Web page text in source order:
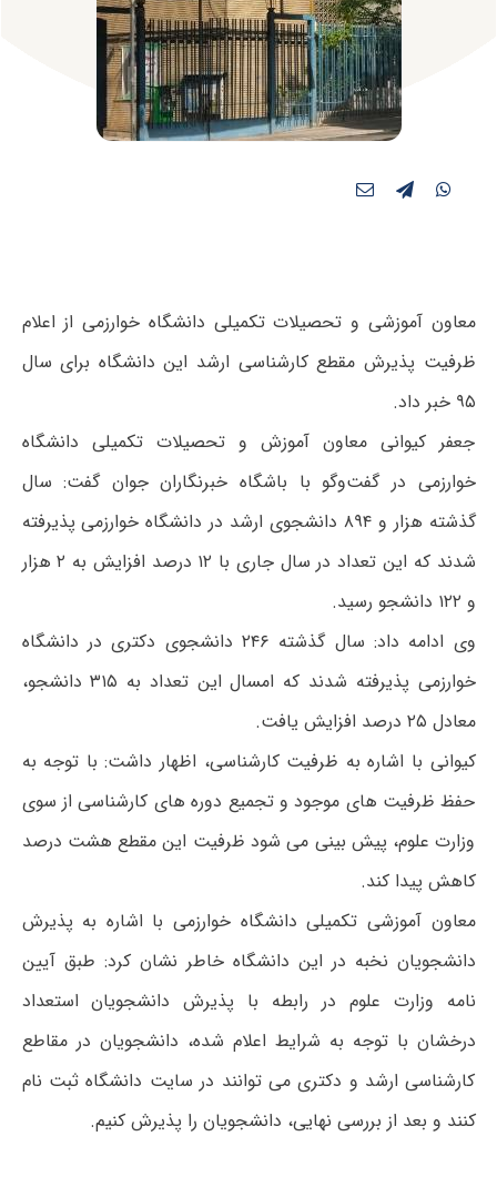
معاون آموزشی و تحصیلات تکمیلی دانشگاه خوارزمی از اعلام
ظرفیت پذیرش مقطع کارشناسی ارشد این دانشگاه برای سال
۹۵ خبر داد.
جعفر کیوانی معاون آموزش و تحصیلات تکمیلی دانشگاه
خوارزمی در گفت‌وگو با باشگاه خبرنگاران جوان گفت: سال
گذشته هزار و ۸۹۴ دانشجوی ارشد در دانشگاه خوارزمی پذیرفته
شدند که این تعداد در سال جاری با ۱۲ درصد افزایش به ۲ هزار
و ۱۲۲ دانشجو رسید.
وی ادامه داد: سال گذشته ۲۴۶ دانشجوی دکتری در دانشگاه
خوارزمی پذیرفته شدند که امسال این تعداد به ۳۱۵ دانشجو،
معادل ۲۵ درصد افزایش یافت.
کیوانی با اشاره به ظرفیت کارشناسی، اظهار داشت: با توجه به
حفظ ظرفیت های موجود و تجمیع دوره های کارشناسی از سوی
وزارت علوم، پیش بینی می شود ظرفیت این مقطع هشت درصد
کاهش پیدا کند.
معاون آموزشی تکمیلی دانشگاه خوارزمی با اشاره به پذیرش
دانشجویان نخبه در این دانشگاه خاطر نشان کرد: طبق آیین
نامه وزارت علوم در رابطه با پذیرش دانشجویان استعداد
درخشان با توجه به شرایط اعلام شده، دانشجویان در مقاطع
کارشناسی ارشد و دکتری می توانند در سایت دانشگاه ثبت نام
کنند و بعد از بررسی نهایی، دانشجویان را پذیرش کنیم.